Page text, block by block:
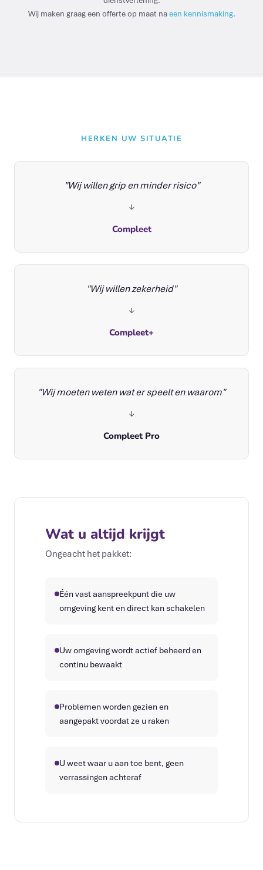
Wij maken graag een offerte op maat naeen kennismaking.
HERKEN UW SITUATIE
"Wij willen grip en minder risico"
↓
Compleet
"Wij willen zekerheid"
↓
Compleet+
"Wij moeten weten wat er speelt en waarom"
↓
Compleet Pro
Wat u altijd krijgt
Ongeacht het pakket:
Één vast aanspreekpunt die uw
omgeving kent en direct kan schakelen
Uw omgeving wordt actief beheerd en
continu bewaakt
Problemen worden gezien en
aangepakt voordat ze u raken
U weet waar u aan toe bent, geen
verrassingen achteraf